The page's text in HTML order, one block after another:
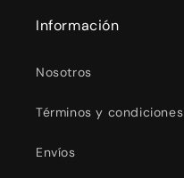
Información
Nosotros
Términos y condiciones
Envíos